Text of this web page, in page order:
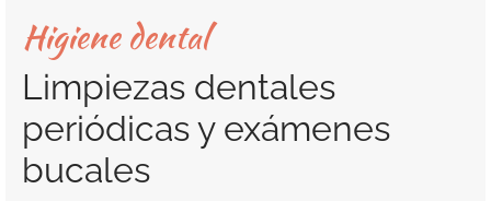
Higiene dental
Limpiezas dentales
periódicas y exámenes
bucales
de Spa
Canals or Endodontics
salival
de la sedación
Whitening
/ empastes compuestos del
del diente
and Infant Frenectomy
de la frente con láser
del lóbulo de la oreja con láser
de cicatrices faciales con láser
at Miami Designer Smiles